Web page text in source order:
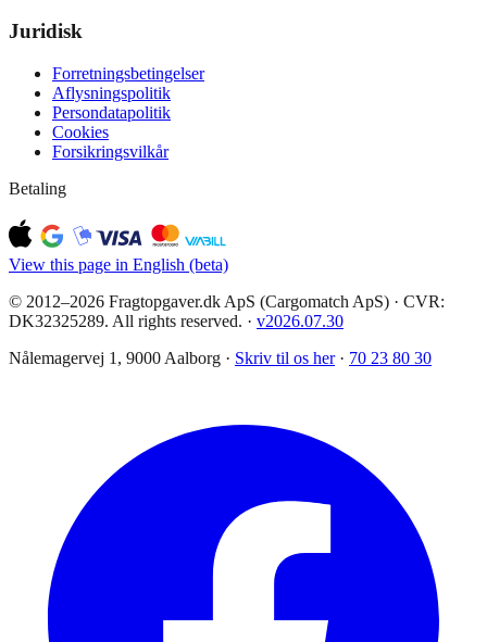
Juridisk
Forretningsbetingelser
Aflysningspolitik
Persondatapolitik
Cookies
Forsikringsvilkår
Betaling
View this page in English (beta)
© 2012–2026 Fragtopgaver.dk ApS (Cargomatch ApS) · CVR:
DK32325289. All rights reserved. · v2026.07.30
Nålemagervej 1, 9000 Aalborg · Skriv til os her · 70 23 80 30